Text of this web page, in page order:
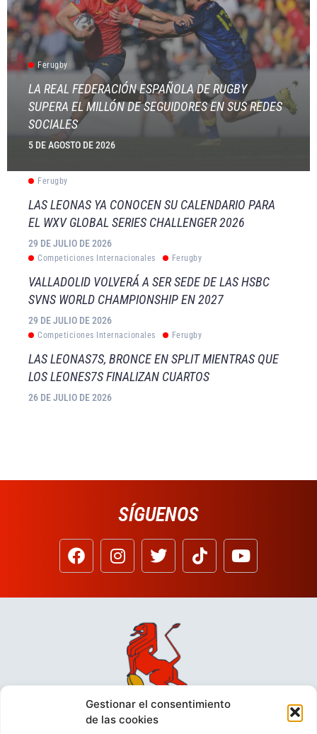
Gestionar el consentimiento
de las cookies
Ferugby
LA REAL FEDERACIÓN ESPAÑOLA DE RUGBY
SUPERA EL MILLÓN DE SEGUIDORES EN SUS REDES
SOCIALES
5 DE AGOSTO DE 2026
Ferugby
LAS LEONAS YA CONOCEN SU CALENDARIO PARA
EL WXV GLOBAL SERIES CHALLENGER 2026
29 DE JULIO DE 2026
Competiciones Internacionales Ferugby
VALLADOLID VOLVERÁ A SER SEDE DE LAS HSBC
SVNS WORLD CHAMPIONSHIP EN 2027
29 DE JULIO DE 2026
Competiciones Internacionales Ferugby
LAS LEONAS7S, BRONCE EN SPLIT MIENTRAS QUE
LOS LEONES7S FINALIZAN CUARTOS
26 DE JULIO DE 2026
SÍGUENOS